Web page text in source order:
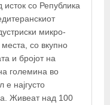
исток со Република
микро-
со вкупно
и бројот на
големина во
е најгусто
Живеат над 100
×